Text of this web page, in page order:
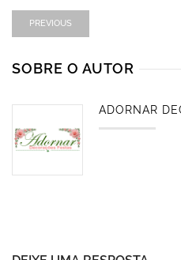
PREVIOUS
SOBRE O AUTOR
ADORNAR